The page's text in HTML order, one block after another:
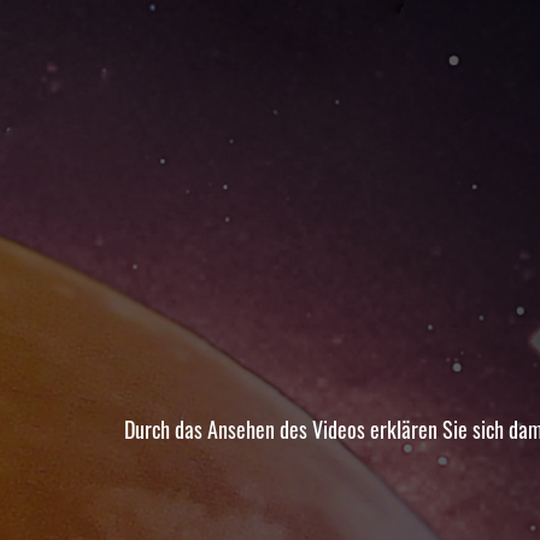
Durch das Ansehen des Videos erklären Sie sich